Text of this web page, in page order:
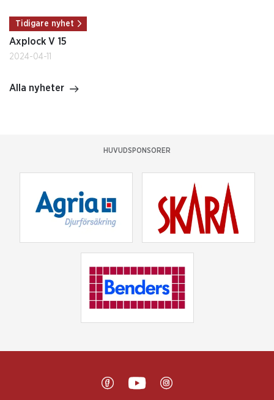
Tidigare nyhet
Axplock V 15
2024-04-11
Alla nyheter
HUVUDSPONSORER